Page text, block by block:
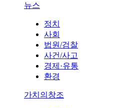
뉴스
정치
사회
법원/검찰
사건/사고
경제·유통
환경
가치의창조